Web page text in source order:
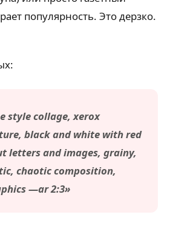
популярность. Это дерзко.
style collage, xerox
black and white with red
letters and images, grainy,
chaotic composition,
—ar 2:3»